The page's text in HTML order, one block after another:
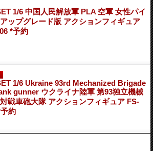
1/6 中国人民解放軍 PLA 空軍 女性パイ
ップグレード版 アクションフィギュア
*予約
1/6 Ukraine 93rd Mechanized Brigade
gunner ウクライナ陸軍 第93独立機械
戦車砲大隊 アクションフィギュア FS-
約